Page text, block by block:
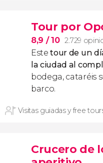
Tour por
8,9 / 10 2.729
Este tour de un
la ciudad al
bodega, cataréis
barco.
Visitas guiadas y free
Crucero de